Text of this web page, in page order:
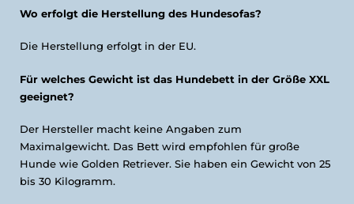
Wo erfolgt die Herstellung des Hundesofas?
Die Herstellung erfolgt in der EU.
Für welches Gewicht ist das Hundebett in der Größe XXL
geeignet?
Der Hersteller macht keine Angaben zum
Maximalgewicht. Das Bett wird empfohlen für große
Hunde wie Golden Retriever. Sie haben ein Gewicht von 25
bis 30 Kilogramm.